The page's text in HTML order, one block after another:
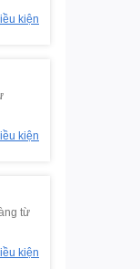
kiện
kiện
từ
kiện